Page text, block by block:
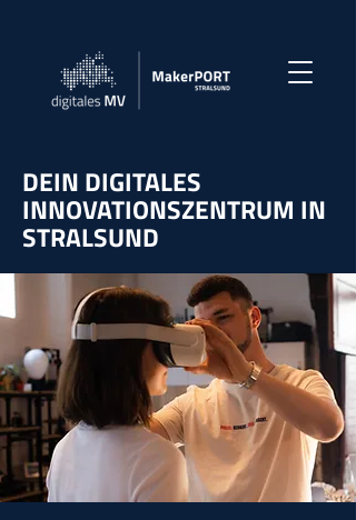
DEIN DIGITALES
INNOVATIONSZENTRUM IN
STRALSUND